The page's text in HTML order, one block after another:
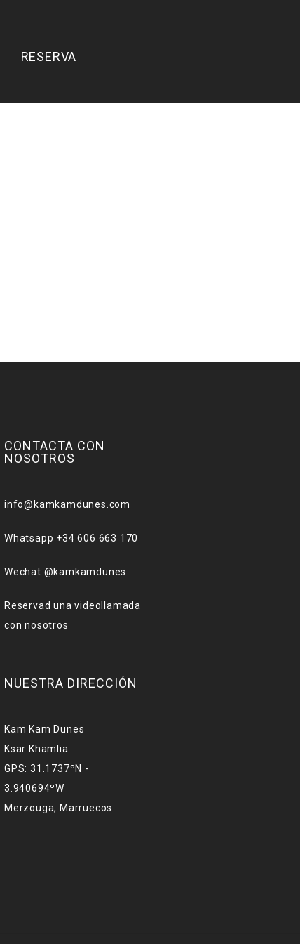
RESERVA
CONTACTA CON
NOSOTROS
info@kamkamdunes.com
Whatsapp +34 606 663 170
Wechat @kamkamdunes
Reservad una videollamada
con nosotros
NUESTRA DIRECCIÓN
Kam Kam Dunes
Ksar Khamlia
GPS: 31.1737ºN -
3.940694ºW
Merzouga, Marruecos